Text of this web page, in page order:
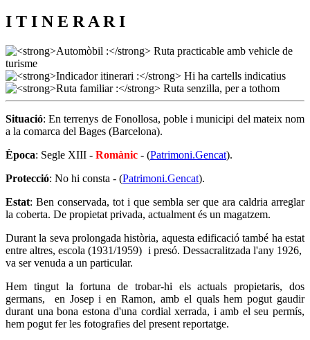
I T I N E R A R I
Situació: En terrenys de Fonollosa, poble i municipi del mateix nom
a la comarca del Bages (Barcelona).
Època: Segle XIII - Romànic - (Patrimoni.Gencat).
Protecció: No hi consta - (Patrimoni.Gencat).
Estat: Ben conservada, tot i que sembla ser que ara caldria arreglar
la coberta. De propietat privada, actualment és un magatzem.
Durant la seva prolongada història, aquesta edificació també ha estat
entre altres, escola (1931/1959) i presó. Dessacralitzada l'any 1926,
va ser venuda a un particular.
Hem tingut la fortuna de trobar-hi els actuals propietaris, dos
germans, en Josep i en Ramon, amb el quals hem pogut gaudir
durant una bona estona d'una cordial xerrada, i amb el seu permís,
hem pogut fer les fotografies del present reportatge.